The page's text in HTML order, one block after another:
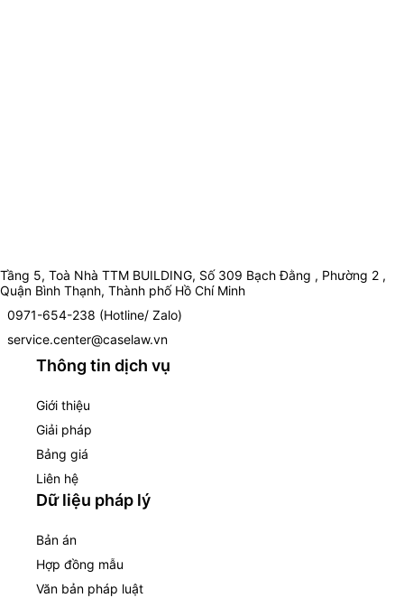
Tầng 5, Toà Nhà TTM BUILDING, Số 309 Bạch Đằng , Phường 2 ,
Quận Bình Thạnh, Thành phố Hồ Chí Minh
0971-654-238 (Hotline/ Zalo)
service.center@caselaw.vn
Thông tin dịch vụ
Giới thiệu
Giải pháp
Bảng giá
Liên hệ
Dữ liệu pháp lý
Bản án
Hợp đồng mẫu
Văn bản pháp luật